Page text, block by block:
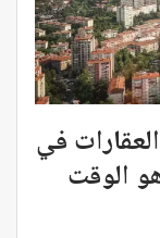
في
2024.. ما هو الوقت